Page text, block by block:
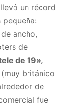
un récord
pequeña:
ancho,
de
de 19»,
británico
de
fue